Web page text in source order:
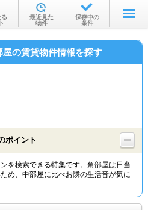
屋を探す
沿線・駅から
物件特集から
TOP
最近見た
物件
保存中の
条件
の賃貸物件情報を探す
ポイント
を検索できる特集です。角部屋は日当
め、中部屋に比べお隣の生活音が気に